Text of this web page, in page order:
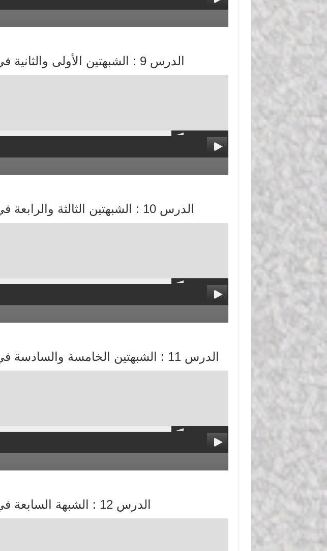
الدرس 9 : الشبهتين الأولى والثانية في تعلق الغلاة بالشرك
الدرس 10 : الشبهتين الثالثة والرابعة في تعلق الغلاة بالشرك
الدرس 11 : الشبهتين الخامسة والسادسة في تعلق الغلاة بالشرك
الدرس 12 : الشبهة السابعة في تعلق الغلاة بالشرك